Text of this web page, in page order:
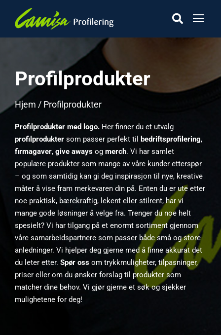
Profilprodukter
Hjem / Profilprodukter
Profilprodukter med logo. Her finner du et utvalg
profilprodukter som passer perfekt til bedriftsprofilering,
firmagaver, give aways og merch. Vi har samlet
populære produkter som mange av våre kunder etterspør
– og som samtidig kan gi deg inspirasjon til nye, kreative
måter å vise fram merkevaren din på. Enten du er ute etter
noe praktisk, bærekraftig, lekent eller stilrent, har vi
mange gode løsninger å velge fra. Trenger du noe helt
spesielt? Vi har tilgang på et enormt sortiment gjennom
våre samarbeidspartnere som passer både små og store
anledninger. Vi hjelper deg gjerne med å finne akkurat det
du leter etter. Spør oss om trykkmuligheter, tilpasninger,
priser eller om du ønsker forslag til produkter som
matcher dine behov. Vi gjør gjerne et søk og sjekker
mulighetene for deg!